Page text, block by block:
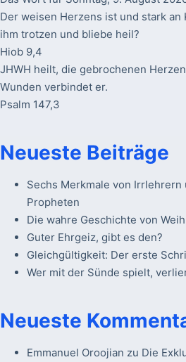
Der weisen Herzens ist und stark an
ihm trotzen und bliebe heil?
Hiob 9,4
JHWH heilt, die gebrochenen
Wunden verbindet er.
Psalm 147,3
Neueste Beiträge
Sechs Merkmale von Irrlehrern
Propheten
Die wahre Geschichte von
Guter Ehrgeiz, gibt es den?
Gleichgültigkeit: Der erste
Wer mit der Sünde spielt,
Neueste
Emmanuel Oroojian zu Die